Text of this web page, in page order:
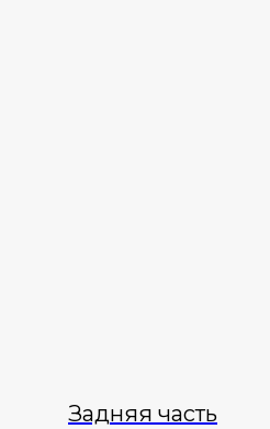
Задняя часть